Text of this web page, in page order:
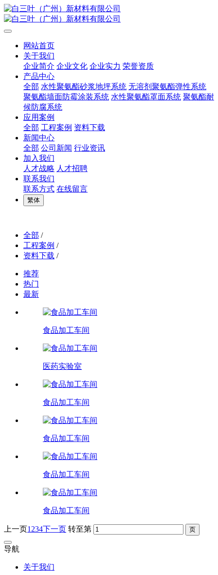
网站首页
关于我们
企业简介 企业文化 企业实力 荣誉资质
产品中心
全部 水性聚氨酯砂浆地坪系统 无溶剂聚氨酯弹性系统
聚氨酯墙面防霉涂装系统 水性聚氨酯罩面系统 聚氨酯耐
候防腐系统
应用案例
全部 工程案例 资料下载
新闻中心
全部 公司新闻 行业资讯
加入我们
人才战略 人才招聘
联系我们
联系方式 在线留言
繁体
全部 /
工程案例 /
资料下载 /
推荐
热门
最新
食品加工车间
医药实验室
食品加工车间
食品加工车间
食品加工车间
食品加工车间
上一页1 234下一页 转至第
导航
关于我们